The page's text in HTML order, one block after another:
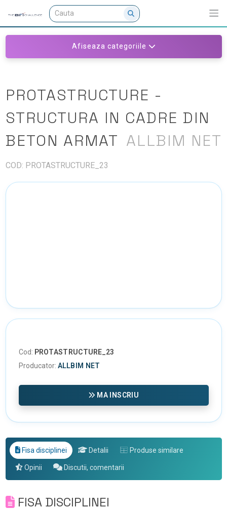
Afiseaza categoriile
PROTASTRUCTURE -
STRUCTURA IN CADRE DIN
BETON ARMAT ALLBIM NET
COD: PROTASTRUCTURE_23
Cod: PROTASTRUCTURE_23
Producator: ALLBIM NET
MA INSCRIU
Fisa disciplinei Detalii Produse similare
Opinii Discutii, comentarii
FISA DISCIPLINEI